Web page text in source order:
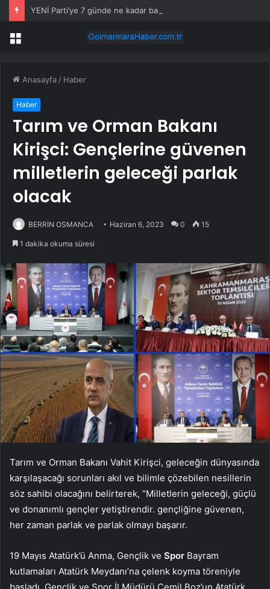
Menü
Anasayfa / Haber
Haber
Tarım ve Orman Bakanı
Kirişci: Gençlerine güvenen
milletlerin geleceği parlak
olacak
BERRİN OSMANCA Haziran 6, 2023 0 15
1 dakika okuma süresi
Tarım ve Orman Bakanı Vahit Kirişci, geleceğin dünyasında
karşılaşacağı sorunları akıl ve bilimle çözebilen nesillerin
söz sahibi olacağını belirterek, “Milletlerin geleceği, güçlü
ve donanımlı gençler yetiştirendir. gençliğine güvenen,
her zaman parlak ve parlak olmayı başarır.
19 Mayıs Atatürk’ü Anma, Gençlik ve Spor Bayram
kutlamaları Atatürk Meydanı’na çelenk koyma töreniyle
başladı. Gençlik ve Spor İl Müdürü Cemil Boz’un Atatürk